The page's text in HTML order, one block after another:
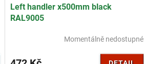
Left handler x500mm black
RAL9005
Momentálně nedostupné